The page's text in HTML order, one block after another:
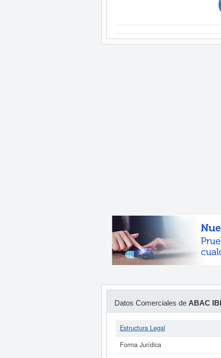
Datos Comerciales de ABAC
Estructura Legal
Forma Jurídica